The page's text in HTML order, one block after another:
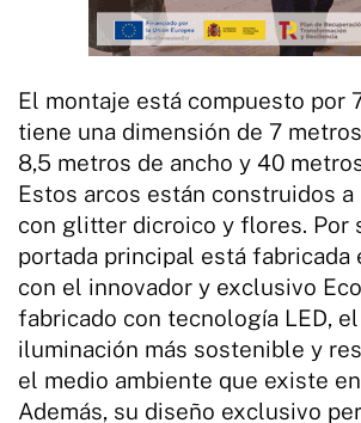
El montaje está compuesto por
tiene una dimensión de 7
8,5 metros de ancho y 40
Estos arcos están construidos a
con glitter dicroico y flores. Por
portada principal está fabricada
con el innovador y exclusivo
fabricado con tecnología LED,
iluminación más sostenible y
el medio ambiente que existe
Además, su diseño exclusivo